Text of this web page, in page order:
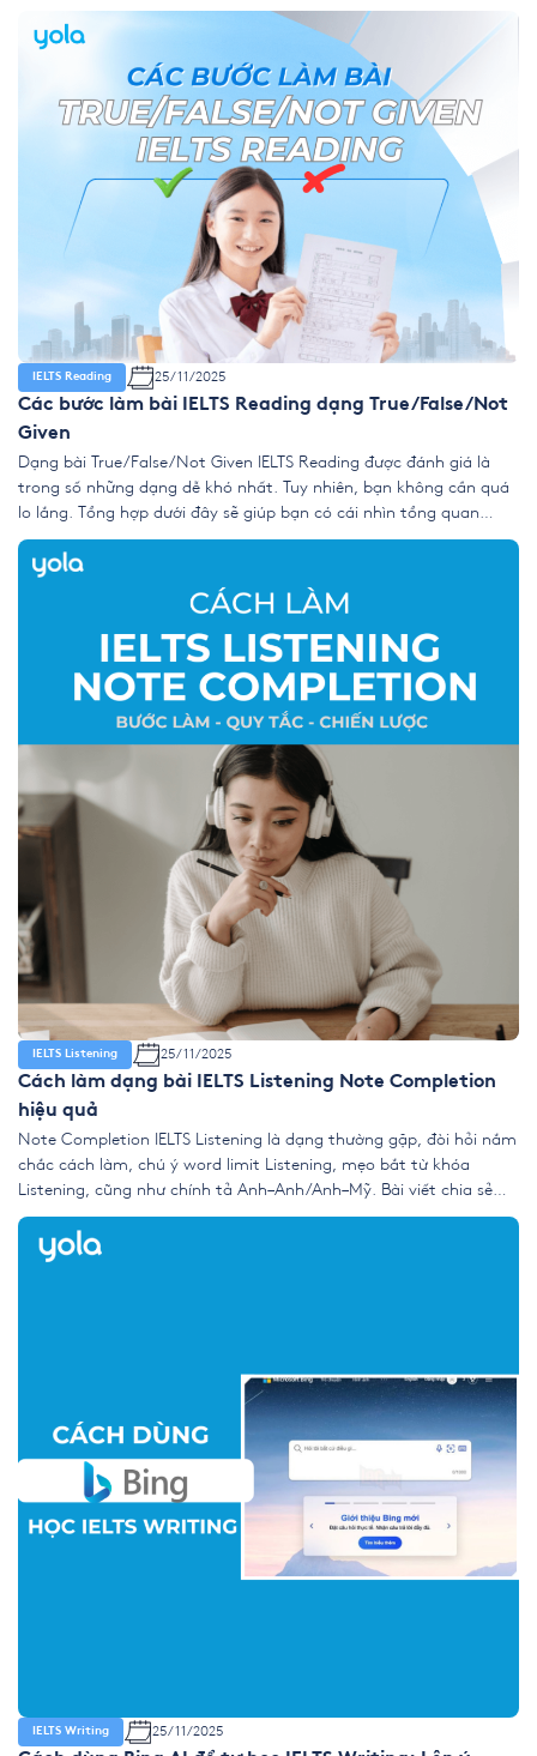
tránh bẫy paraphrase (diễn đạt lại), word limit (giới hạn từ) hiệu
quả nhất. 1. […]
IELTS Reading 25/11/2025
Các bước làm bài IELTS Reading dạng True/False/Not
Given
Dạng bài True/False/Not Given IELTS Reading được đánh giá là
trong số những dạng dễ khó nhất. Tuy nhiên, bạn không cần quá
lo lắng. Tổng hợp dưới đây sẽ giúp bạn có cái nhìn tổng quan
nhất và dễ dàng áp dụng vào quá trình ôn luyện của mình! 1.
True/False/Not Given là gì? […]
IELTS Listening 25/11/2025
Cách làm dạng bài IELTS Listening Note Completion
hiệu quả
Note Completion IELTS Listening là dạng thường gặp, đòi hỏi nắm
chắc cách làm, chú ý word limit Listening, mẹo bắt từ khóa
Listening, cũng như chính tả Anh–Anh/Anh–Mỹ. Bài viết chia sẻ
chiến lược hiệu quả để làm tốt điền ghi chú IELTS Listening. 1.
Note Completion là gì? (nhận diện nhanh) Note completion […]
IELTS Writing 25/11/2025